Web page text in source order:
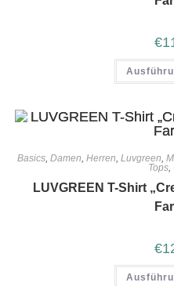
€
Basics Damen Herren Luvgreen
Tops
LUVGREEN T-Shirt
€